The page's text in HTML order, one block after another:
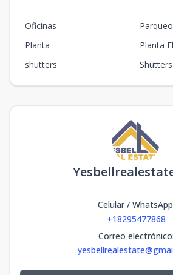
Oficinas
Planta
Planta
shutters
Shutters
Celular / WhatsApp
+18295477868
Correo electrónico: